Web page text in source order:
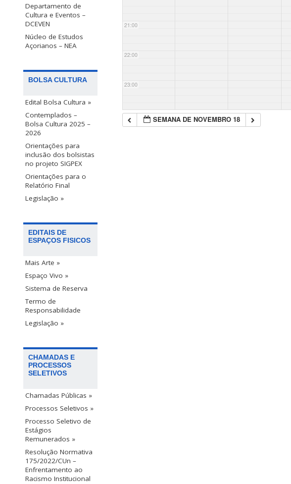
Departamento de
Cultura e Eventos –
DCEVEN
Núcleo de Estudos
Açorianos – NEA
BOLSA CULTURA
Edital Bolsa Cultura »
Contemplados –
Bolsa Cultura 2025 –
2026
Orientações para
inclusão dos bolsistas
no projeto SIGPEX
Orientações para o
Relatório Final
Legislação »
EDITAIS DE
ESPAÇOS FISICOS
Mais Arte »
Espaço Vivo »
Sistema de Reserva
Termo de
Responsabilidade
Legislação »
CHAMADAS E
PROCESSOS
SELETIVOS
Chamadas Públicas »
Processos Seletivos »
Processo Seletivo de
Estágios
Remunerados »
Resolução Normativa
175/2022/CUn –
Enfrentamento ao
Racismo Institucional
21:00
22:00
23:00
SEMANA DE NOVEMBRO 18